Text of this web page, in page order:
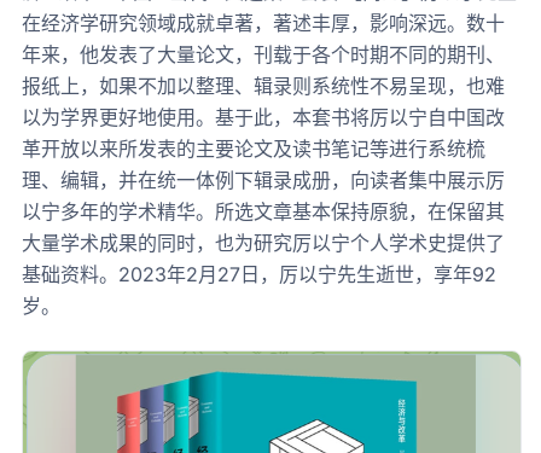
在经济学研究领域成就卓著，著述丰厚，影响深远。数十
年来，他发表了大量论文，刊载于各个时期不同的期刊、
报纸上，如果不加以整理、辑录则系统性不易呈现，也难
以为学界更好地使用。基于此，本套书将厉以宁自中国改
革开放以来所发表的主要论文及读书笔记等进行系统梳
理、编辑，并在统一体例下辑录成册，向读者集中展示厉
以宁多年的学术精华。所选文章基本保持原貌，在保留其
大量学术成果的同时，也为研究厉以宁个人学术史提供了
基础资料。2023年2月27日，厉以宁先生逝世，享年92
岁。